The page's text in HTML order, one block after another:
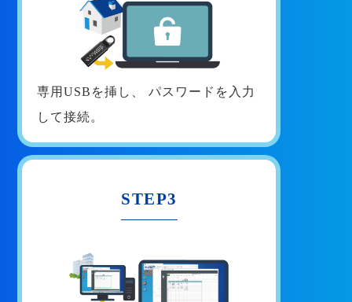
専用USBを挿し、
パスワードを入力
して接続。
STEP3